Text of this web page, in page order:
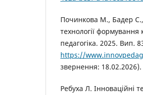
Починкова М., Бадер
технології
педагогіка. 2025. Вип.
https://
звернення: 18.02.2026).
Ребуха Л. Інноваційні